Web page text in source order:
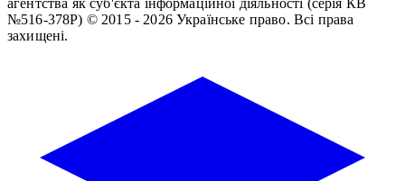
№516-378Р) © 2015 - 2026 Українське право. Всі права
захищені.